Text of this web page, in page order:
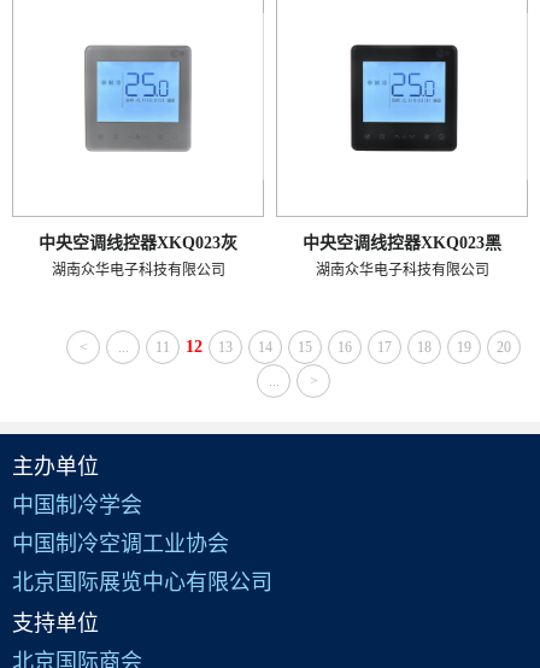
中央空调线控器XKQ023灰
湖南众华电子科技有限公司
中央空调线控器XKQ023黑
湖南众华电子科技有限公司
< ... 11 12 13 14 15 16 17 18 19
20
...
>
主办单位
中国制冷学会
中国制冷空调工业协会
北京国际展览中心有限公司
支持单位
北京国际商会